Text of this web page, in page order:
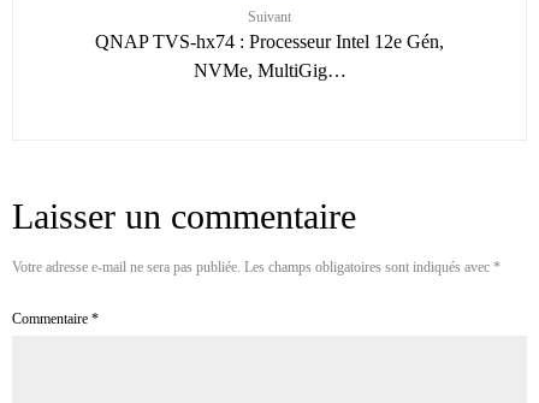
Suivant
QNAP TVS-hx74 : Processeur Intel 12e Gén,
NVMe, MultiGig…
Laisser un commentaire
Votre adresse e-mail ne sera pas publiée. Les champs obligatoires sont indiqués avec *
Commentaire *